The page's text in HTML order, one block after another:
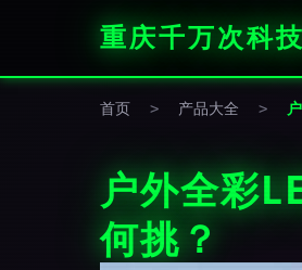
重庆千万次科
首页 > 产品大全 >
户外全彩
何挑？